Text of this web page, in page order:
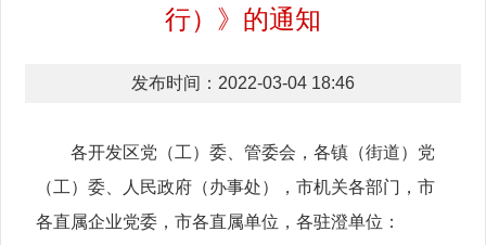
行）》的通知
发布时间：2022-03-04 18:46
各开发区党（工）委、管委会，各镇（街道）党
（工）委、人民政府（办事处），市机关各部门，市
各直属企业党委，市各直属单位，各驻澄单位：